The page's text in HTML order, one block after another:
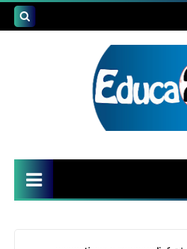
قضايا تربوية